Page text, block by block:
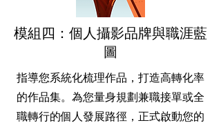
模組四：個人攝影品牌與職涯藍
圖
指導您系統化梳理作品，打造高轉化率
的作品集。為您量身規劃兼職接單或全
職轉行的個人發展路徑，正式啟動您的